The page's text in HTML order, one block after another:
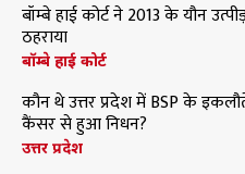
बॉम्बे हाई कोर्ट ने 2013 के यौन
ठहराया
बॉम्बे हाई कोर्ट
कौन थे उत्तर प्रदेश में BSP के
कैंसर से हुआ निधन?
उत्तर प्रदेश